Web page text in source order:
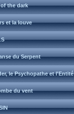
the dark
et la louve
du Serpent
le Psychopathe et l'Entité
du vent